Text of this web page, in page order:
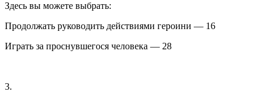
Здесь вы можете выбрать:
Продолжать руководить действиями героини — 16
Играть за проснувшегося человека — 28
3.